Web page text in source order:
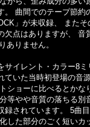
曲間でのテープ節約
」が未収録、 またそ
点はありますが、 音
ありません。
サイレント・カラー8
ていた当時初登場の音
ショーに比べるとかな
等やや音質の落ちる別
録されています。 5曲
した部分のごく短いカ